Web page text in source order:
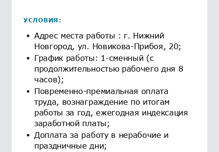
УСЛОВИЯ:
Адрес места работы : г. Нижний
Новгород, ул. Новикова-Прибоя, 20;
График работы: 1-сменный (с
продолжительностью рабочего дня 8
часов);
Повременно-премиальная оплата
труда, вознаграждение по итогам
работы за год, ежегодная индексация
заработной платы;
Доплата за работу в нерабочие и
праздничные дни;